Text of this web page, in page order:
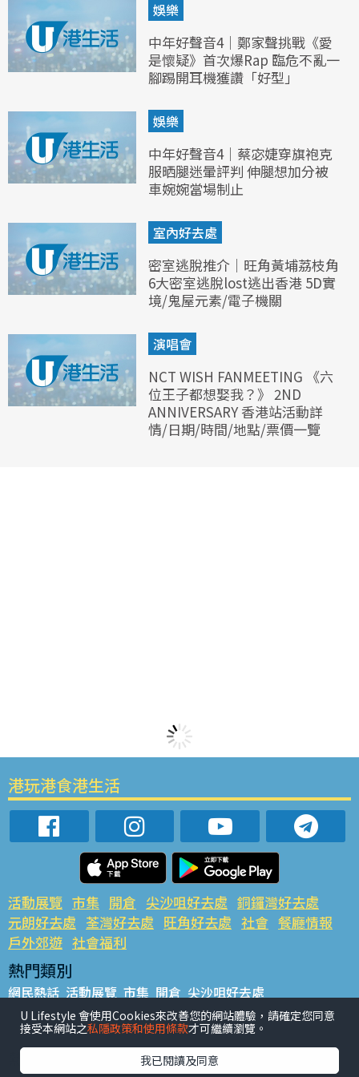
娛樂
中年好聲音4｜鄭家聲挑戰《愛
是懷疑》首次爆Rap 臨危不亂一
腳踢開耳機獲讚「好型」
娛樂
中年好聲音4｜蔡宓婕穿旗袍克
服晒腿迷暈評判 伸腿想加分被
車婉婉當場制止
室內好去處
密室逃脫推介｜旺角黃埔荔枝角
6大密室逃脫lost逃出香港 5D實
境/鬼屋元素/電子機關
演唱會
NCT WISH FANMEETING 《六
位王子都想娶我？》 2ND
ANNIVERSARY 香港站活動詳
情/日期/時間/地點/票價一覽
港玩港食港生活
活動展覽 市集 開倉 尖沙咀好去處 銅鑼灣好去處
元朗好去處 荃灣好去處 旺角好去處 社會 餐廳情報
戶外郊遊 社會福利
熱門類別
網民熱話 活動展覽 市集 開倉 尖沙咀好去處
銅鑼灣好去處 元朗好去處 荃灣好去處 旺角好去處 社會
餐廳情報 戶外郊遊
熱門標籤
U Lifestyle 會使用Cookies來改善您的網站體驗，請確定您同意
接受本網站之私隱政策和使用條款才可繼續瀏覽。
我已閱讀及同意